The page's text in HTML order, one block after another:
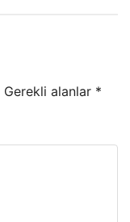
Gerekli alanlar *